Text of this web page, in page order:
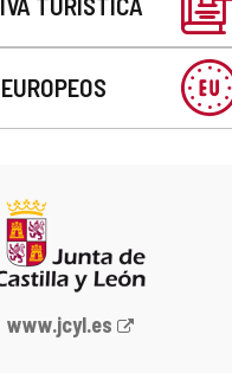
Portal
www.jcyl.es